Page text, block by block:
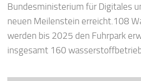
Bundesministerium für Digitales
neuen Meilenstein erreicht.108
werden bis 2025 den Fuhrpark
insgesamt 160